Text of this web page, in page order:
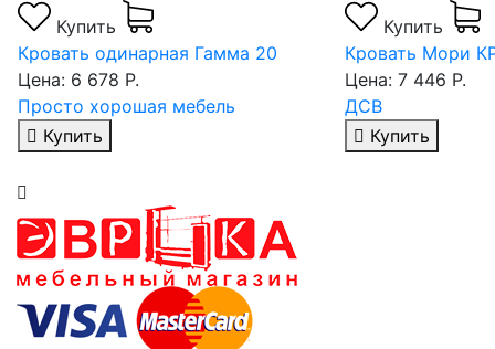
Купить
Кровать одинарная Гамма 20
Цена: 6 678 Р.
Просто хорошая мебель
Купить
Купить
Кровать Мори
Цена: 7 446 Р.
ДСВ
Купить